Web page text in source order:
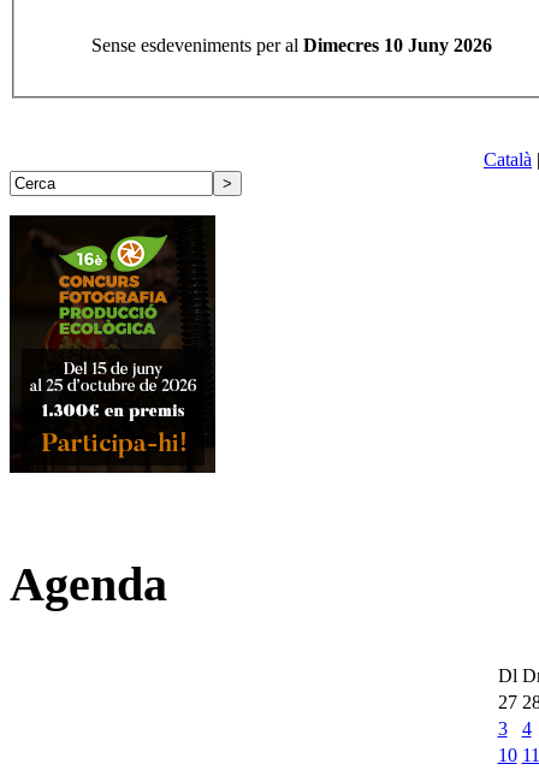
Sense esdeveniments per al Dimecres 10 Juny 2026
Català
Agenda
Dl
27
3
4
10 11